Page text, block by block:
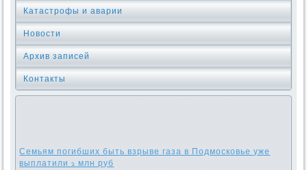
Катастрофы и аварии
Новости
Архив записей
Контакты
Семьям погибших быть взрыве газа в Подмосковье уже
выплатили 2 млн руб